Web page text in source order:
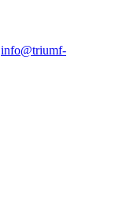
info@triumf-